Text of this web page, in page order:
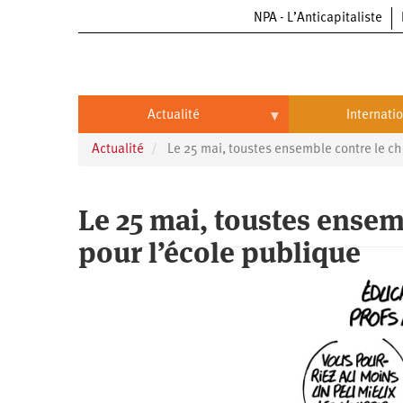
NPA - L’Anticapitaliste
Actualité
Actualité
Entreprises
Entreprises
Oppressions
International
Chine
États-
Continents
Continents
Afrique
Actualité Le 25 mai, toustes ensemble contre le
Le 25 mai, toustes
pour l’école publique